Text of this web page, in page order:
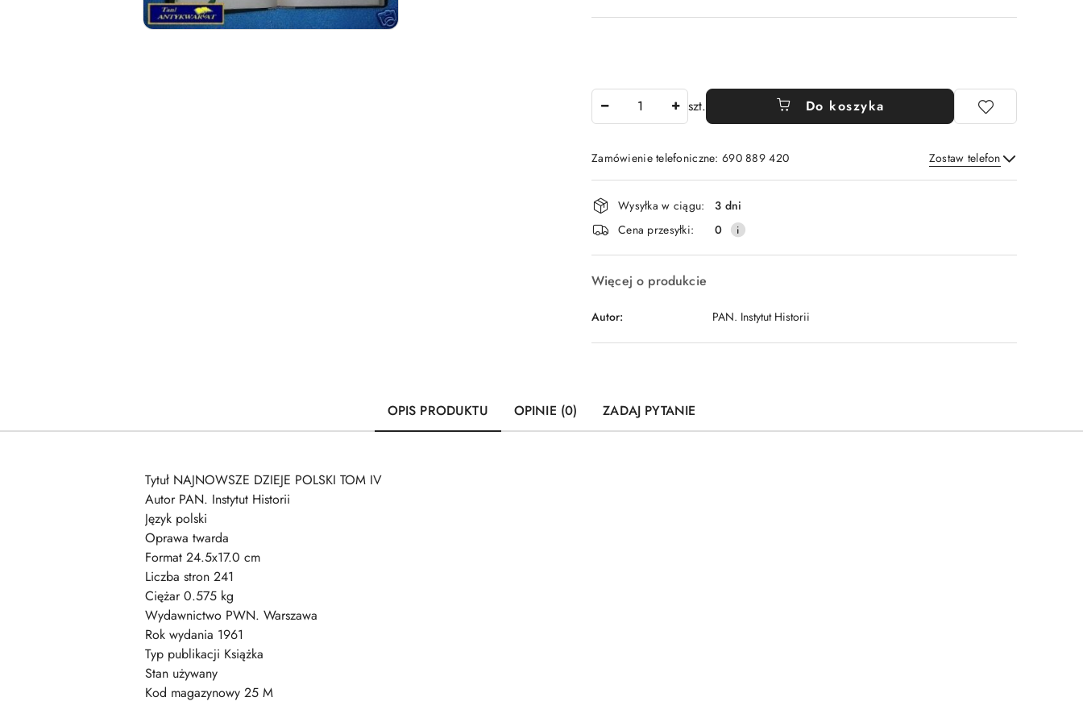
szt. Do koszyka
Zamówienie telefoniczne: 690 889 420 Zostaw telefon
Wyślij
Dostępność
i
dostawa
Wysyłka w ciągu:
3 dni
Cena przesyłki:
0
Więcej o produkcie
Autor: PAN. Instytut Historii
OPIS PRODUKTU OPINIE (0) ZADAJ PYTANIE
Tytuł NAJNOWSZE DZIEJE POLSKI TOM IV
Autor PAN. Instytut Historii
Język polski
Oprawa twarda
Format 24.5x17.0 cm
Liczba stron 241
Ciężar 0.575 kg
Wydawnictwo PWN. Warszawa
Rok wydania 1961
Typ publikacji Książka
Stan używany
Kod magazynowy 25 M